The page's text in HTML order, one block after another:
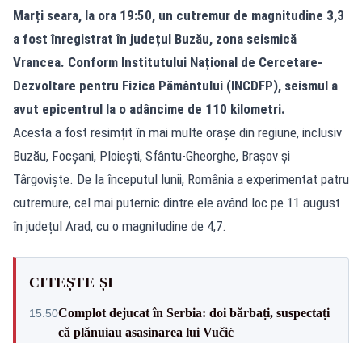
Marți seara, la ora 19:50, un cutremur de magnitudine 3,3
a fost înregistrat în județul Buzău, zona seismică
Vrancea. Conform Institutului Național de Cercetare-
Dezvoltare pentru Fizica Pământului (INCDFP), seismul a
avut epicentrul la o adâncime de 110 kilometri.
Acesta a fost resimțit în mai multe orașe din regiune, inclusiv
Buzău, Focșani, Ploiești, Sfântu-Gheorghe, Brașov și
Târgoviște. De la începutul lunii, România a experimentat patru
cutremure, cel mai puternic dintre ele având loc pe 11 august
în județul Arad, cu o magnitudine de 4,7.
CITEȘTE ȘI
15:50Complot dejucat în Serbia: doi bărbați, suspectați
că plănuiau asasinarea lui Vučić